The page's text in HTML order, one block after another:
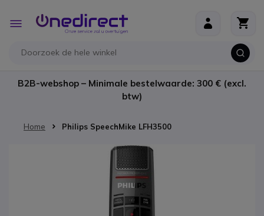
Toggle
Nav
B2B-webshop – Minimale bestelwaarde: 300 € (excl.
btw)
Home Philips SpeechMike LFH3500
Ga naar het einde van de afbeeldingen-gallerij